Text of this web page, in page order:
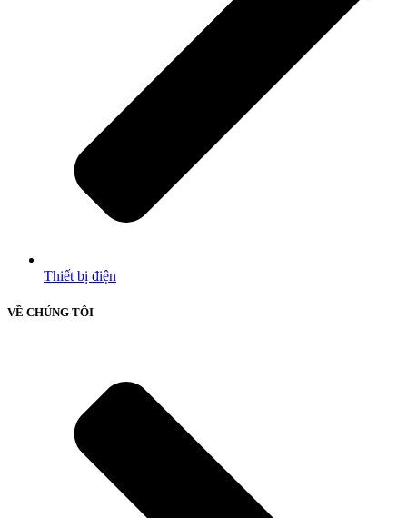
Thiết bị điện
VỀ CHÚNG TÔI